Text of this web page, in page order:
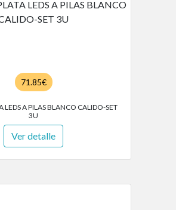
71.85€
LEDS A PILAS BLANCO CALIDO-SET
3U
Ver detalle